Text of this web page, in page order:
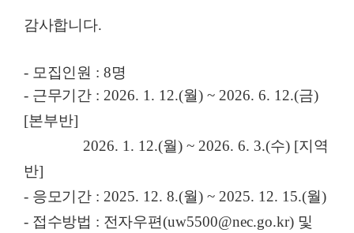
감사합니다.
- 모집인원 : 8명
- 근무기간 : 2026. 1. 12.(월) ~ 2026. 6. 12.(금)
[본부반]
2026. 1. 12.(월) ~ 2026. 6. 3.(수) [지역
반]
- 응모기간 : 2025. 12. 8.(월) ~ 2025. 12. 15.(월)
- 접수방법 : 전자우편(uw5500@nec.go.kr) 및